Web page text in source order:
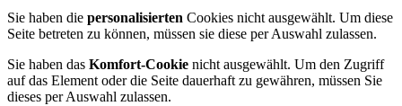
Sie haben die personalisierten Cookies nicht ausgewählt. Um diese
Seite betreten zu können, müssen sie diese per Auswahl zulassen.
Sie haben das Komfort-Cookie nicht ausgewählt. Um den Zugriff
auf das Element oder die Seite dauerhaft zu gewähren, müssen Sie
dieses per Auswahl zulassen.